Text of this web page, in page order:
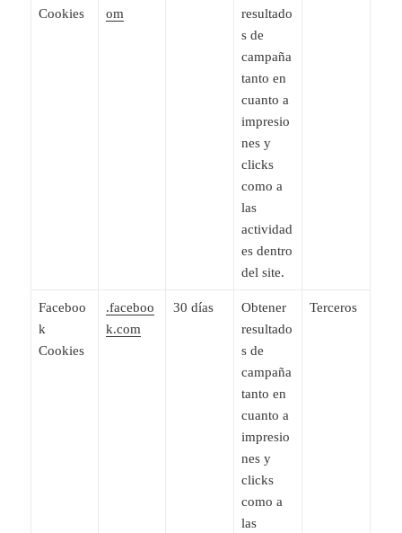
Cookies
om
resultado
s de
campaña
tanto en
cuanto a
impresio
nes y
clicks
como a
las
actividad
es dentro
del site.
Faceboo
k
Cookies
.faceboo
k.com
30 días
Obtener
resultado
s de
campaña
tanto en
cuanto a
impresio
nes y
clicks
como a
las
Terceros